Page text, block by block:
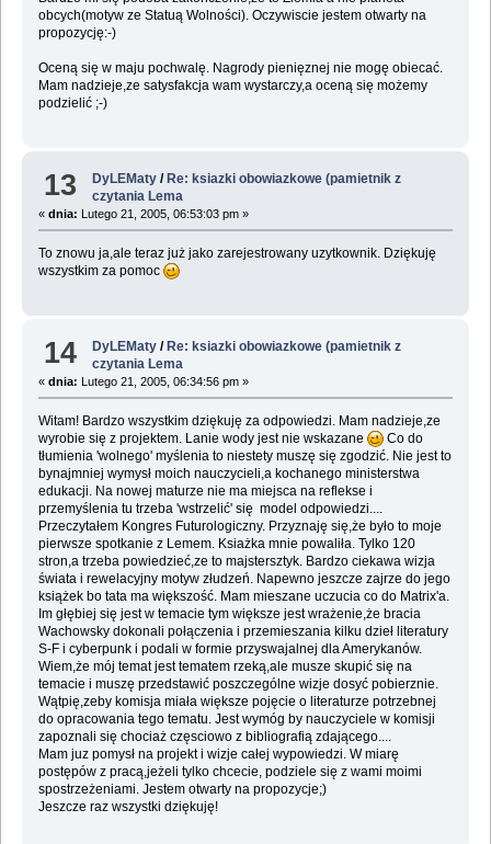
obcych(motyw ze Statuą Wolności). Oczywiscie jestem otwarty na
propozycję:-)
Oceną się w maju pochwalę. Nagrody pienięznej nie mogę obiecać.
Mam nadzieje,ze satysfakcja wam wystarczy,a oceną się możemy
podzielić ;-)
13 DyLEMaty / Re: ksiazki obowiazkowe (pamietnik z
czytania Lema
« dnia: Lutego 21, 2005, 06:53:03 pm »
To znowu ja,ale teraz już jako zarejestrowany uzytkownik. Dziękuję
wszystkim za pomoc
14 DyLEMaty / Re: ksiazki obowiazkowe (pamietnik z
czytania Lema
« dnia: Lutego 21, 2005, 06:34:56 pm »
Witam! Bardzo wszystkim dziękuję za odpowiedzi. Mam nadzieje,ze
wyrobie się z projektem. Lanie wody jest nie wskazane
Co do
tłumienia 'wolnego' myślenia to niestety muszę się zgodzić. Nie jest to
bynajmniej wymysł moich nauczycieli,a kochanego ministerstwa
edukacji. Na nowej maturze nie ma miejsca na reflekse i
przemyślenia tu trzeba 'wstrzelić' się model odpowiedzi....
Przeczytałem Kongres Futurologiczny. Przyznaję się,że było to moje
pierwsze spotkanie z Lemem. Ksiażka mnie powaliła. Tylko 120
stron,a trzeba powiedzieć,ze to majstersztyk. Bardzo ciekawa wizja
świata i rewelacyjny motyw złudzeń. Napewno jeszcze zajrze do jego
książek bo tata ma większość. Mam mieszane uczucia co do Matrix'a.
Im głębiej się jest w temacie tym większe jest wrażenie,że bracia
Wachowsky dokonali połączenia i przemieszania kilku dzieł literatury
S-F i cyberpunk i podali w formie przyswajalnej dla Amerykanów.
Wiem,że mój temat jest tematem rzeką,ale musze skupić się na
temacie i muszę przedstawić poszczególne wizje dosyć pobierznie.
Wątpię,zeby komisja miała większe pojęcie o literaturze potrzebnej
do opracowania tego tematu. Jest wymóg by nauczyciele w komisji
zapoznali się chociaż częsciowo z bibliografią zdającego....
Mam juz pomysł na projekt i wizje całej wypowiedzi. W miarę
postępów z pracą,jeżeli tylko chcecie, podziele się z wami moimi
spostrzeżeniami. Jestem otwarty na propozycje;)
Jeszcze raz wszystki dziękuję!